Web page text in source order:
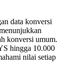
data konversi
konversi umum.
hingga 10.000
nilai setiap